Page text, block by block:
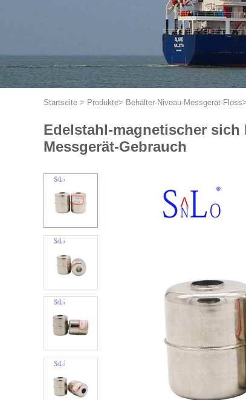
Startseite > Produkte> Behälter-Niveau-Messgerät-Floss>
Edelstahl-magnetischer
Messgerät-Gebrauch